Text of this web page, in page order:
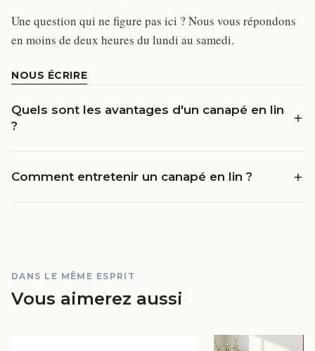
Une question qui ne figure pas ici ? Nous vous répondons
en moins de deux heures du lundi au samedi.
NOUS ÉCRIRE
Quels sont les avantages d'un canapé en lin
?
Comment entretenir un canapé en lin ?
DANS LE MÊME ESPRIT
Vous aimerez aussi